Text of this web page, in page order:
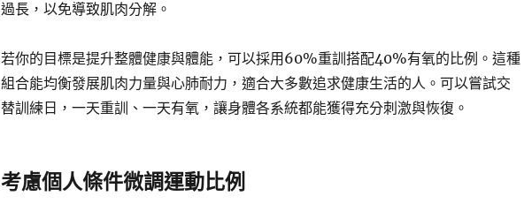
過長，以免導致肌肉分解。
若你的目標是提升整體健康與體能，可以採用60%重訓搭配40%有氧的比例。這種
組合能均衡發展肌肉力量與心肺耐力，適合大多數追求健康生活的人。可以嘗試交
替訓練日，一天重訓、一天有氧，讓身體各系統都能獲得充分刺激與恢復。
考慮個人條件微調運動比例